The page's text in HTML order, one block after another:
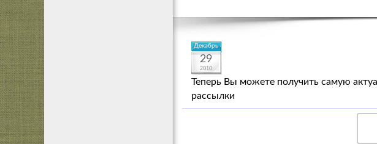
Декабрь
29
2010
Теперь Вы можете получить самую
рассылки